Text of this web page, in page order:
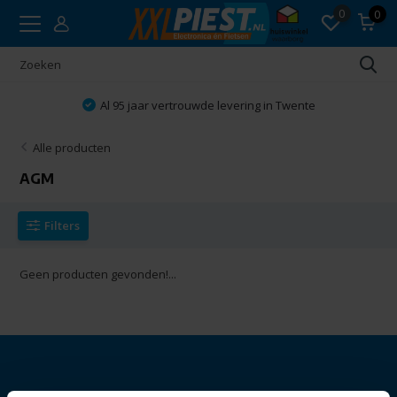
0 0
Al 95 jaar vertrouwde levering in Twente
Alle producten
AGM
Filters
Geen producten gevonden!...